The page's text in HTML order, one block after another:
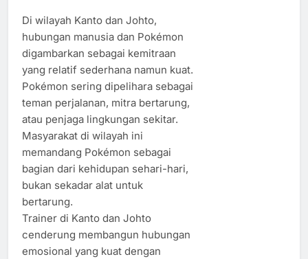
Di wilayah Kanto dan Johto,
hubungan manusia dan Pokémon
digambarkan sebagai kemitraan
yang relatif sederhana namun kuat.
Pokémon sering dipelihara sebagai
teman perjalanan, mitra bertarung,
atau penjaga lingkungan sekitar.
Masyarakat di wilayah ini
memandang Pokémon sebagai
bagian dari kehidupan sehari-hari,
bukan sekadar alat untuk
bertarung.
Trainer di Kanto dan Johto
cenderung membangun hubungan
emosional yang kuat dengan